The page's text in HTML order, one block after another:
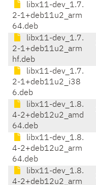
libx11-dev_1.7.
2-1+deb11u2_arm
64.deb
libx11-dev_1.7.
2-1+deb11u2_arm
hf.deb
libx11-dev_1.7.
2-1+deb11u2_i38
6.deb
libx11-dev_1.8.
4-2+deb12u2_amd
64.deb
libx11-dev_1.8.
4-2+deb12u2_arm
64.deb
libx11-dev_1.8.
4-2+deb12u2_arm